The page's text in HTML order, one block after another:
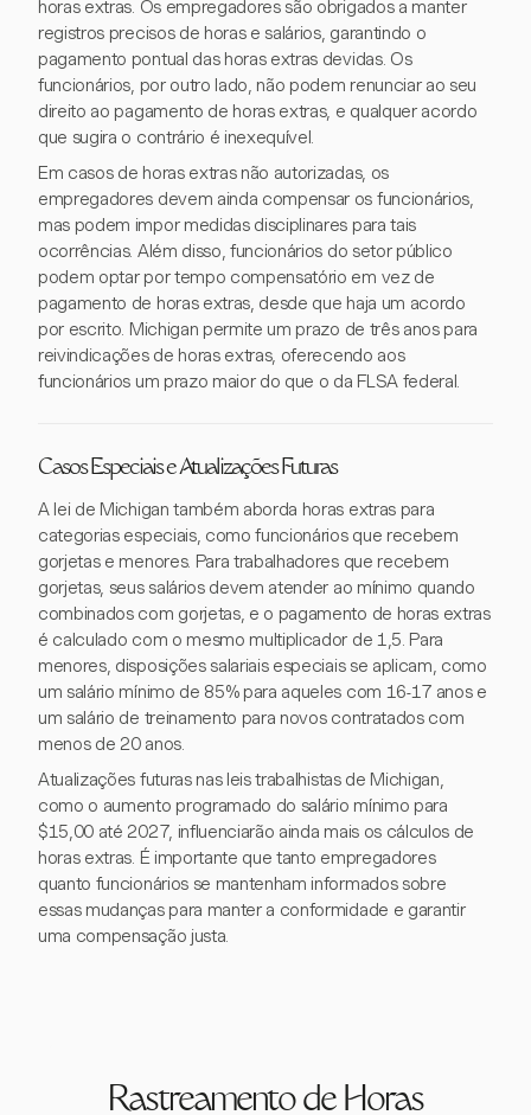
horas extras. Os empregadores são obrigados a manter
registros precisos de horas e salários, garantindo o
pagamento pontual das horas extras devidas. Os
funcionários, por outro lado, não podem renunciar ao seu
direito ao pagamento de horas extras, e qualquer acordo
que sugira o contrário é inexequível.
Em casos de horas extras não autorizadas, os
empregadores devem ainda compensar os funcionários,
mas podem impor medidas disciplinares para tais
ocorrências. Além disso, funcionários do setor público
podem optar por tempo compensatório em vez de
pagamento de horas extras, desde que haja um acordo
por escrito. Michigan permite um prazo de três anos para
reivindicações de horas extras, oferecendo aos
funcionários um prazo maior do que o da FLSA federal.
Casos Especiais e Atualizações Futuras
A lei de Michigan também aborda horas extras para
categorias especiais, como funcionários que recebem
gorjetas e menores. Para trabalhadores que recebem
gorjetas, seus salários devem atender ao mínimo quando
combinados com gorjetas, e o pagamento de horas extras
é calculado com o mesmo multiplicador de 1,5. Para
menores, disposições salariais especiais se aplicam, como
um salário mínimo de 85% para aqueles com 16-17 anos e
um salário de treinamento para novos contratados com
menos de 20 anos.
Atualizações futuras nas leis trabalhistas de Michigan,
como o aumento programado do salário mínimo para
$15,00 até 2027, influenciarão ainda mais os cálculos de
horas extras. É importante que tanto empregadores
quanto funcionários se mantenham informados sobre
essas mudanças para manter a conformidade e garantir
uma compensação justa.
Rastreamento de Horas